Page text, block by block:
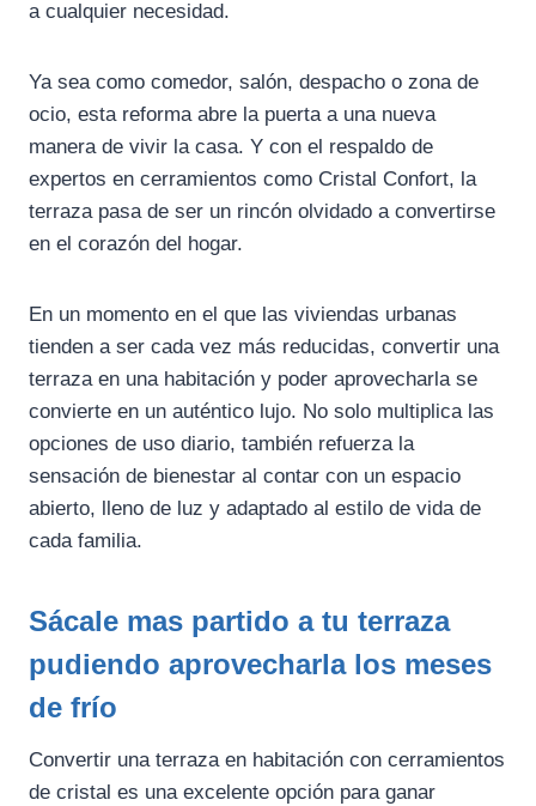
a cualquier necesidad.
Ya sea como comedor, salón, despacho o zona de
ocio, esta reforma abre la puerta a una nueva
manera de vivir la casa. Y con el respaldo de
expertos en cerramientos como Cristal Confort, la
terraza pasa de ser un rincón olvidado a convertirse
en el corazón del hogar.
En un momento en el que las viviendas urbanas
tienden a ser cada vez más reducidas, convertir una
terraza en una habitación y poder aprovecharla se
convierte en un auténtico lujo. No solo multiplica las
opciones de uso diario, también refuerza la
sensación de bienestar al contar con un espacio
abierto, lleno de luz y adaptado al estilo de vida de
cada familia.
Sácale mas partido a tu terraza
pudiendo aprovecharla los meses
de frío
Convertir una terraza en habitación con cerramientos
de cristal es una excelente opción para ganar